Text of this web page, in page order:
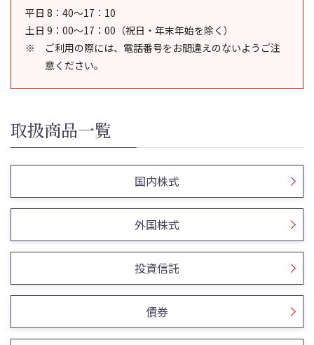
平日 8：40～17：10
土日 9：00～17：00（祝日・年末年始を除く）
ご利用の際には、電話番号をお間違えのないようご注
意ください。
取扱商品一覧
国内株式
外国株式
投資信託
債券